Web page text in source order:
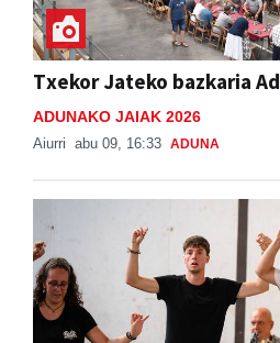
Txekor Jateko bazkaria
ADUNAKO JAIAK 2026
Aiurri abu 09, 16:33 ADUNA